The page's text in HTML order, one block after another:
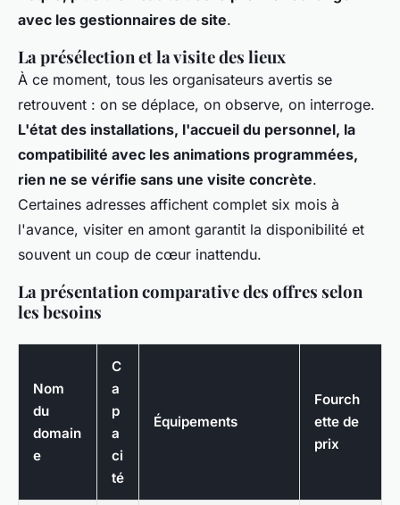
avec les gestionnaires de site.
La présélection et la visite des lieux
À ce moment, tous les organisateurs avertis se
retrouvent : on se déplace, on observe, on interroge.
L'état des installations, l'accueil du personnel, la
compatibilité avec les animations programmées,
rien ne se vérifie sans une visite concrète.
Certaines adresses affichent complet six mois à
l'avance, visiter en amont garantit la disponibilité et
souvent un coup de cœur inattendu.
La présentation comparative des offres selon
les besoins
Nom
du
domain
e
C
a
p
a
ci
té
Équipements
Fourch
ette de
prix